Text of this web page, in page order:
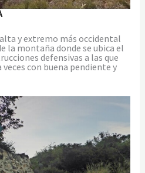
y extremo más occidental
la montaña donde se ubica el
defensivas a las que
con buena pendiente y